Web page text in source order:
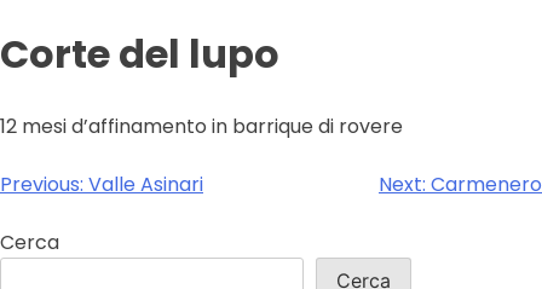
Corte del lupo
12 mesi d’affinamento in barrique di rovere
Navigazione
articoli
Previous: Valle Asinari Next: Carmenero
Cerca
Cerca